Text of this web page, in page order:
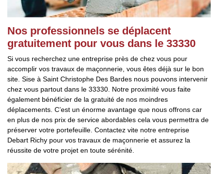
Nos professionnels se déplacent
gratuitement pour vous dans le 33330
Si vous recherchez une entreprise près de chez vous pour
accomplir vos travaux de maçonnerie, vous êtes déjà sur le bon
site. Sise à Saint Christophe Des Bardes nous pouvons intervenir
chez vous partout dans le 33330. Notre proximité vous faite
également bénéficier de la gratuité de nos moindres
déplacements. C’est un énorme avantage que nous offrons car
en plus de nos prix de service abordables cela vous permettra de
préserver votre portefeuille. Contactez vite notre entreprise
Debart Richy pour vos travaux de maçonnerie et assurez la
réussite de votre projet en toute sérénité.